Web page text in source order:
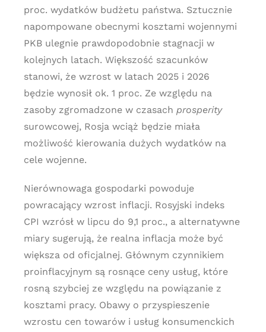
proc. wydatków budżetu państwa. Sztucznie
napompowane obecnymi kosztami wojennymi
PKB ulegnie prawdopodobnie stagnacji w
kolejnych latach. Większość szacunków
stanowi, że wzrost w latach 2025 i 2026
będzie wynosił ok. 1 proc. Ze względu na
zasoby zgromadzone w czasach prosperity
surowcowej, Rosja wciąż będzie miała
możliwość kierowania dużych wydatków na
cele wojenne.
Nierównowaga gospodarki powoduje
powracający wzrost inflacji. Rosyjski indeks
CPI wzrósł w lipcu do 9,1 proc., a alternatywne
miary sugerują, że realna inflacja może być
większa od oficjalnej. Głównym czynnikiem
proinflacyjnym są rosnące ceny usług, które
rosną szybciej ze względu na powiązanie z
kosztami pracy. Obawy o przyspieszenie
wzrostu cen towarów i usług konsumenckich